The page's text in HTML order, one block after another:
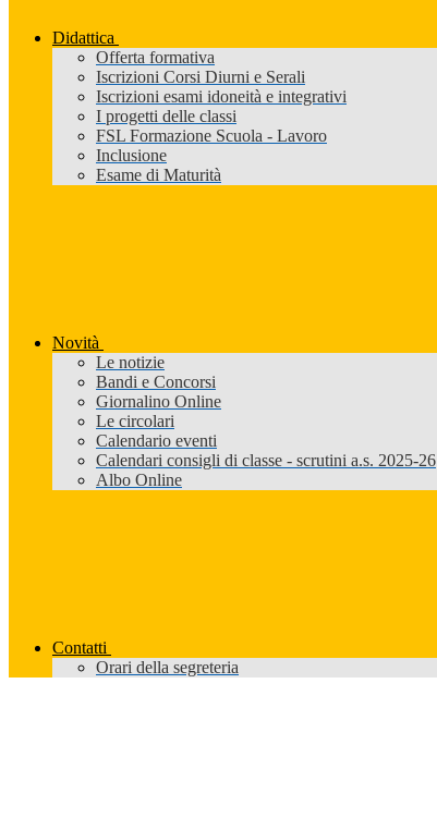
Didattica
Offerta formativa
Iscrizioni Corsi Diurni e Serali
Iscrizioni esami idoneità e integrativi
I progetti delle classi
FSL Formazione Scuola - Lavoro
Inclusione
Esame di Maturità
Novità
Le notizie
Bandi e Concorsi
Giornalino Online
Le circolari
Calendario eventi
Calendari consigli di classe - scrutini a.s. 2025-26
Albo Online
Contatti
Orari della segreteria